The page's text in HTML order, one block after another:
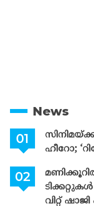
News
ഹീറോ;
വിറ്റ്